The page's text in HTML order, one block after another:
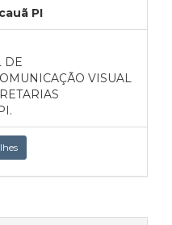
PI
DE
VISUAL